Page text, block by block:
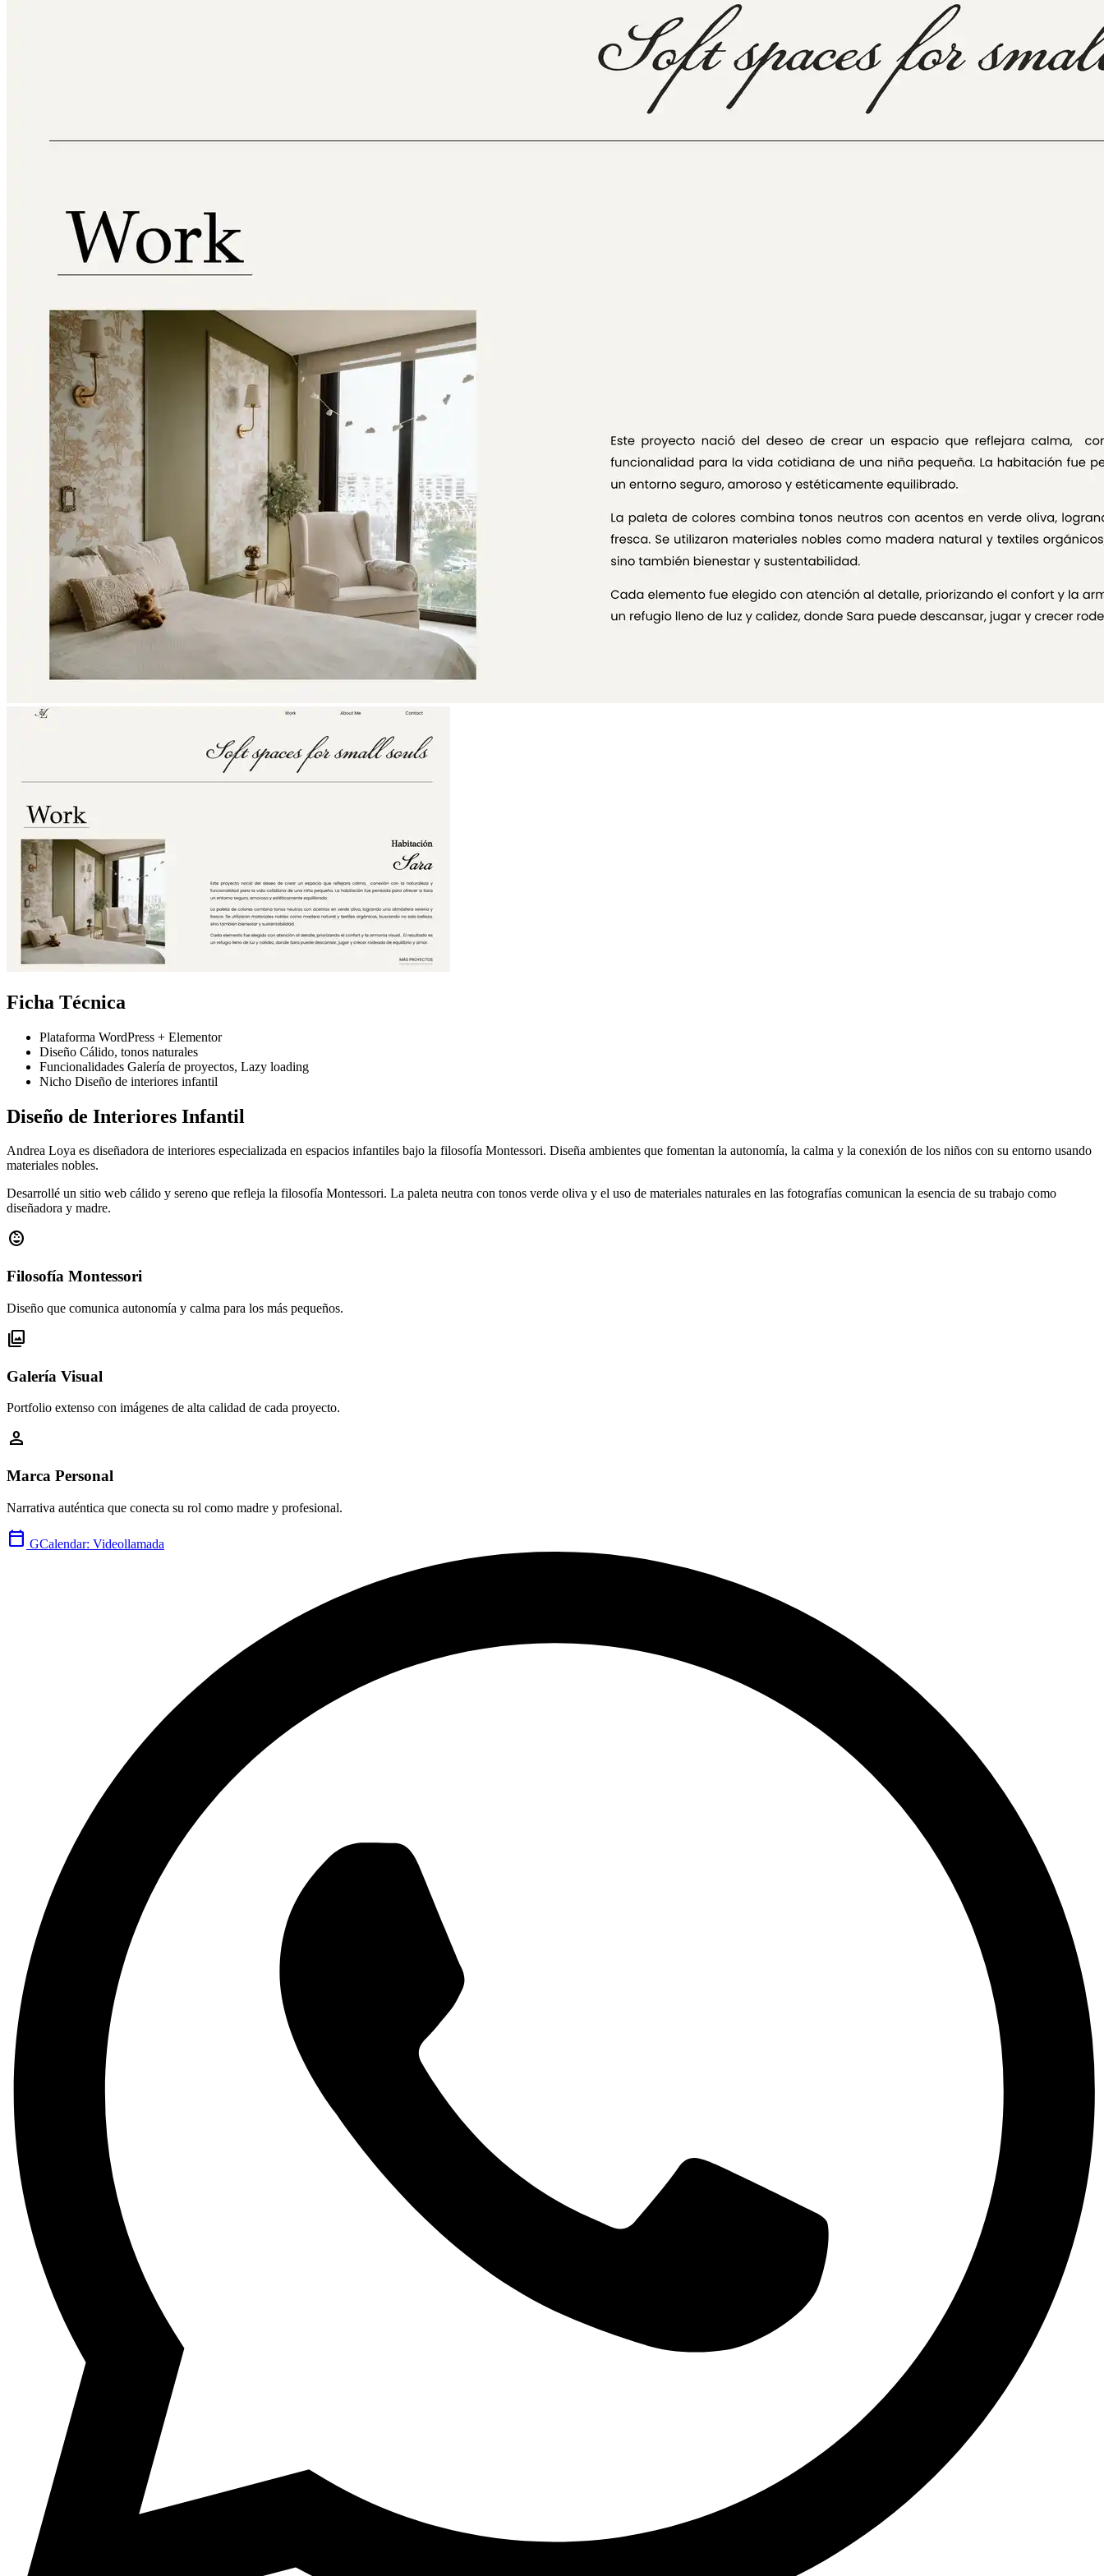
Ficha Técnica
Plataforma WordPress + Elementor
Diseño Cálido, tonos naturales
Funcionalidades Galería de proyectos, Lazy loading
Nicho Diseño de interiores infantil
Diseño de Interiores Infantil
Andrea Loya es diseñadora de interiores especializada en espacios infantiles bajo la filosofía Montessori. Diseña ambientes que fomentan la autonomía, la calma y la conexión de los niños con su entorno usando
materiales nobles.
Desarrollé un sitio web cálido y sereno que refleja la filosofía Montessori. La paleta neutra con tonos verde oliva y el uso de materiales naturales en las fotografías comunican la esencia de su trabajo como
diseñadora y madre.
child_care
Filosofía Montessori
Diseño que comunica autonomía y calma para los más pequeños.
photo_library
Galería Visual
Portfolio extenso con imágenes de alta calidad de cada proyecto.
person
Marca Personal
Narrativa auténtica que conecta su rol como madre y profesional.
calendar_today GCalendar: Videollamada